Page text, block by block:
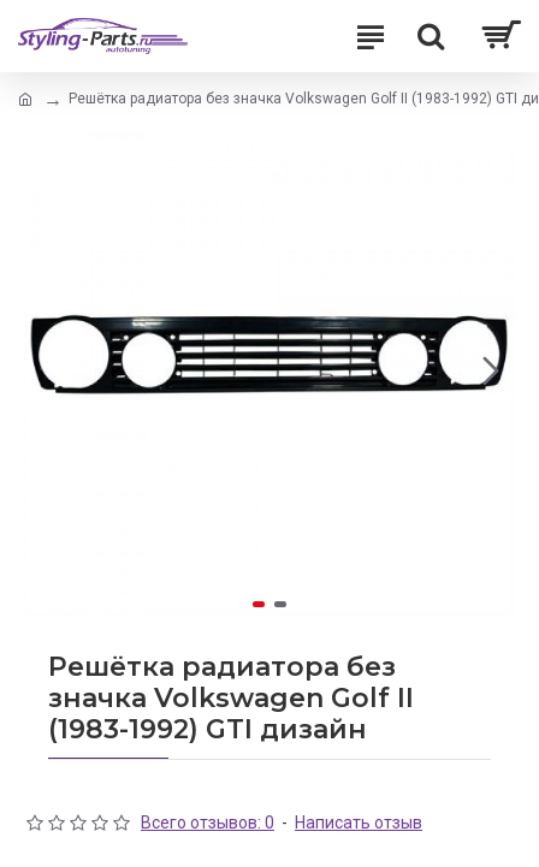
Решётка радиатора без значка Volkswagen Golf II (1983-1992) GTI
Решётка радиатора без
значка Volkswagen Golf II
(1983-1992) GTI дизайн
Всего отзывов: 0 - Написать отзыв